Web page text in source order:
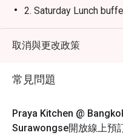
2. Saturday Lunch
International buffet
beef, including non-
3. Sunday Brunch :
beef, signature
hotel, including non-
取消與更改政策
常見問題
Praya Kitchen @
Surawongse開放線上預